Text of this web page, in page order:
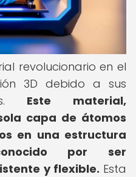
revolucionario en el
3D debido a sus
Este material,
capa de átomos
en una estructura
por ser
y flexible. Esta